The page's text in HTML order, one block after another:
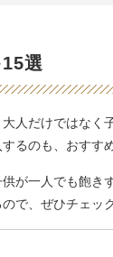
選
人だけではなく
るのも、おすす
が一人でも飽き
で、ぜひチェッ